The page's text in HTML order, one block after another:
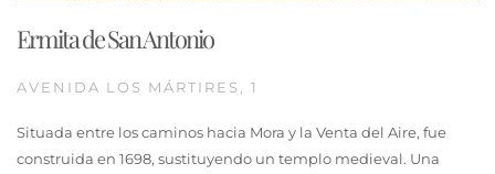
Ermita de San Antonio
AVENIDA LOS MÁRTIRES, 1
Situada entre los caminos hacia Mora y la Venta del Aire, fue
construida en 1698, sustituyendo un templo medieval. Una